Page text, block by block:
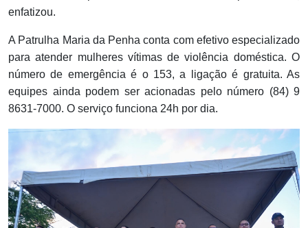
enfatizou.
A Patrulha Maria da Penha conta com efetivo especializado
para atender mulheres vítimas de violência doméstica. O
número de emergência é o 153, a ligação é gratuita. As
equipes ainda podem ser acionadas pelo número (84) 9
8631-7000. O serviço funciona 24h por dia.